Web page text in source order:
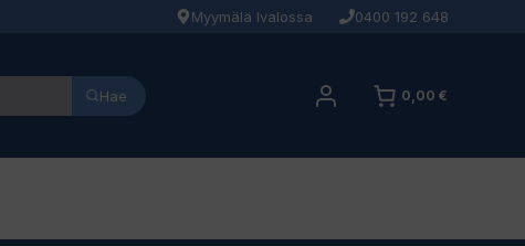
Myymälä Ivalossa 0400 192 648
Hae 0,00 €